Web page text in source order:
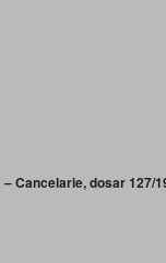
Cancelarie, dosar 127/